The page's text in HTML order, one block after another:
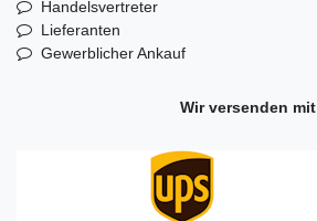
Handelsvertreter
Lieferanten
Gewerblicher Ankauf
Wir versenden mit